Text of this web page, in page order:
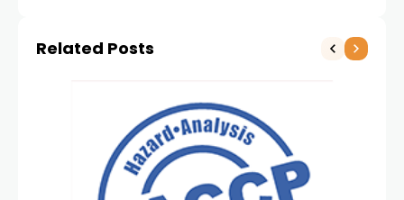
Related Posts